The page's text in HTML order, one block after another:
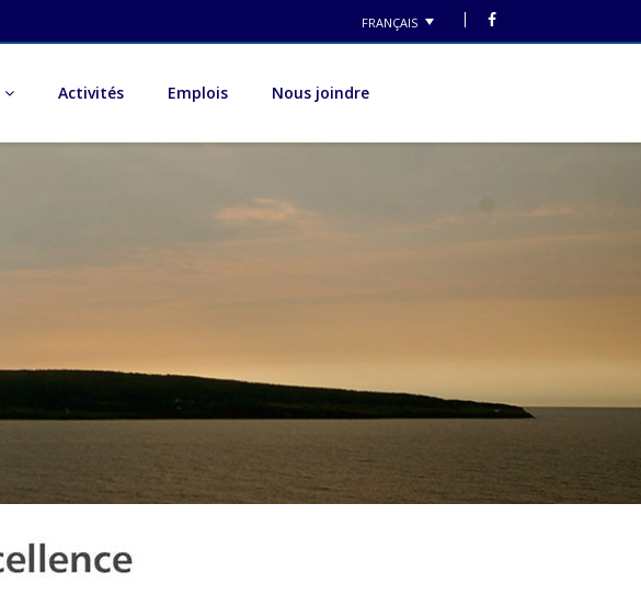
FRANÇAIS
Activités Emplois Nous joindre